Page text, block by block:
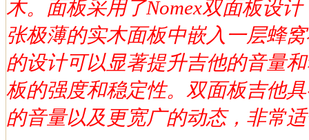
木。面板采用了Nomex双面板设
张极薄的实木面板中嵌入一层蜂
的设计可以显著提升吉他的音量
板的强度和稳定性。双面板吉他
的音量以及更宽广的动态，非常